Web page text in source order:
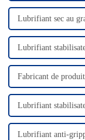
Lubrifiant sec au
Lubrifiant
Fabricant de
Lubrifiant
Lubrifiant anti-